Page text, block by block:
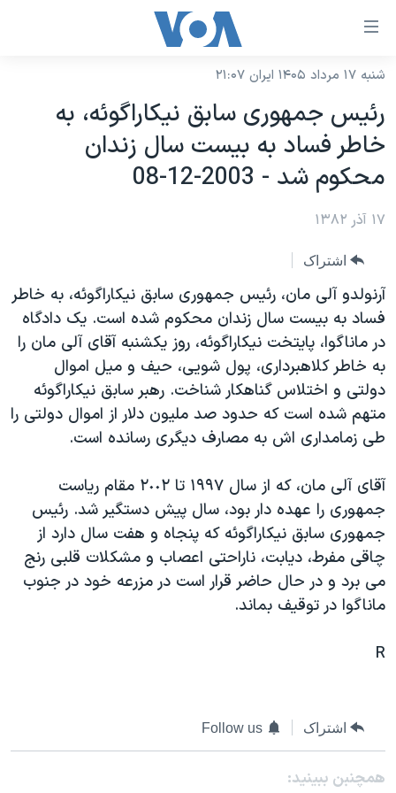
لینکهای
دسترسی
جهش
محتوای
اصلی
صفحه
جهش
به
جستجو
نسخه سبک وب‌سایت
موضوع ها
ایران
آمریکا
جهان
ورزشی
گزیده‌ها
ویژه برنامه‌ها
فرهنگ و زندگی
حقوق شهروندی
اقتصادی
علم و فناوری
اسرائیل در جنگ
آرشیو پخش زنده
برنامه های تلویزیونی
جدول برنامه ها
صفحه‌های ویژه
جام جهانی ۲۰۲۶
عملیات خشم حماسی
۲۵۰سالگی آمریکا
بایگانی برنامه‌های تلویزیونی
مستندها
انتخابات ریاست جمهوری آمریکا ۲۰۲۴
حمله جمهوری اسلامی به اسرائیل
رمز مهسا
ورزش زنان در ایران
اعتراضات زن، زندگی، آزادی
مجموعه مستندهای دادخواهی
قانون شفافیت دارائی کادر رهبری ایران
فرکانس‌های صدای آمریکا
پخش رادیویی
یادگیری زبان انگلیسی
دنبال کنید
زبانهای مختلف
شنبه ۱۷ مرداد ۱۴۰۵ ایران ۲۱:۰۷
رئيس جمهوری سابق نيکاراگوئه، به
خاطر فساد به بيست سال زندان
محکوم شد - 2003-12-08
۱۷ آذر ۱۳۸۲
اشتراک
آرنولدو آلی مان، رئيس جمهوری سابق نيکاراگوئه، به خاطر
فساد به بيست سال زندان محکوم شده است. يک دادگاه
در ماناگوا، پايتخت نيکاراگوئه، روز يکشنبه آقای آلی مان را
به خاطر کلاهبرداری، پول شويی، حيف و ميل اموال
دولتی و اختلاس گناهکار شناخت. رهبر سابق نيکاراگوئه
متهم شده است که حدود صد مليون دلار از اموال دولتی را
طی زمامداری اش به مصارف ديگری رسانده است.
آقای آلی مان، که از سال ١٩٩٧ تا ٢٠٠٢ مقام رياست
جمهوری را عهده دار بود، سال پيش دستگير شد. رئيس
جمهوری سابق نيکاراگوئه که پنجاه و هفت سال دارد از
چاقی مفرط، ديابت، ناراحتی اعصاب و مشکلات قلبی رنج
می برد و در حال حاضر قرار است در مزرعه خود در جنوب
ماناگوا در توقيف بماند.
R
اشتراک Follow us
همچنبن ببینید: